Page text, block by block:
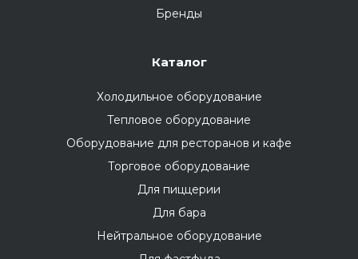
Бренды
Каталог
Холодильное оборудование
Тепловое оборудование
Оборудование для ресторанов и кафе
Торговое оборудование
Для пиццерии
Для бара
Нейтральное оборудование